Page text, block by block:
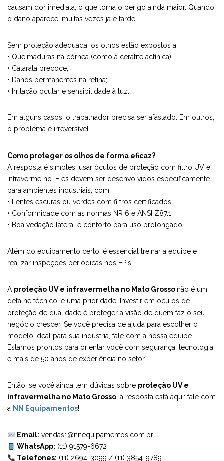
causam dor imediata, o que torna o perigo ainda maior. Quando
o dano aparece, muitas vezes já é tarde.
Sem proteção adequada, os olhos estão expostos a:
• Queimaduras na córnea (como a ceratite actínica);
• Catarata precoce;
• Danos permanentes na retina;
• Irritação ocular e sensibilidade à luz.
Em alguns casos, o trabalhador precisa ser afastado. Em outros,
o problema é irreversível.
Como proteger os olhos de forma eficaz?
A resposta é simples: usar óculos de proteção com filtro UV e
infravermelho. Eles devem ser desenvolvidos especificamente
para ambientes industriais, com:
• Lentes escuras ou verdes com filtros certificados;
• Conformidade com as normas NR 6 e ANSI Z87.1;
• Boa vedação lateral e conforto para uso prolongado.
Além do equipamento certo, é essencial treinar a equipe e
realizar inspeções periódicas nos EPIs.
A proteção UV e infravermelha no Mato Grosso não é um
detalhe técnico, é uma prioridade. Investir em óculos de
proteção de qualidade é proteger a visão de quem faz o seu
negócio crescer. Se você precisa de ajuda para escolher o
modelo ideal para sua indústria, fale com a nossa equipe.
Estamos prontos para orientar você com segurança, tecnologia
e mais de 50 anos de experiência no setor.
Então, se você ainda tem dúvidas sobre proteção UV e
infravermelha no Mato Grosso, a resposta está aqui: fale com
a NN Equipamentos!
Email: vendas1@nnequipamentos.com.br
WhatsApp: (11) 91579-6672
Telefones: (11) 2694-3099 / (11) 3854-9789